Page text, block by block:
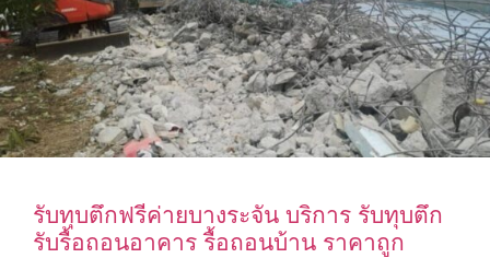
รับทุบตึกฟรีค่ายบางระจัน บริการ รับทุบตึก
รับรื้อถอนอาคาร รื้อถอนบ้าน ราคาถูก